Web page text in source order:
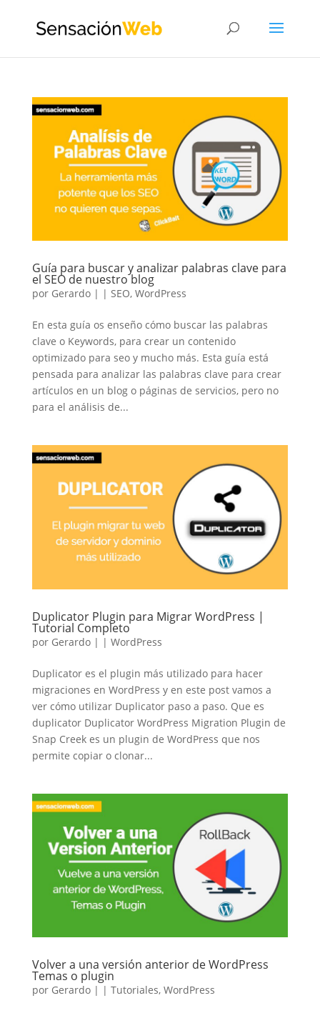
Guía para buscar y analizar palabras clave para
el SEO de nuestro blog
por Gerardo| | SEO, WordPress
En esta guía os enseño cómo buscar las palabras
clave o Keywords, para crear un contenido
optimizado para seo y mucho más. Esta guía está
pensada para analizar las palabras clave para crear
artículos en un blog o páginas de servicios, pero no
para el análisis de...
Duplicator Plugin para Migrar WordPress |
Tutorial Completo
por Gerardo| | WordPress
Duplicator es el plugin más utilizado para hacer
migraciones en WordPress y en este post vamos a
ver cómo utilizar Duplicator paso a paso. Que es
duplicator Duplicator WordPress Migration Plugin de
Snap Creek es un plugin de WordPress que nos
permite copiar o clonar...
Volver a una versión anterior de WordPress
Temas o plugin
por Gerardo| | Tutoriales, WordPress